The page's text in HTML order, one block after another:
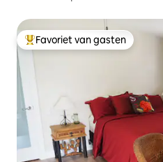
Topfavoriet van gasten
Favoriet van gasten